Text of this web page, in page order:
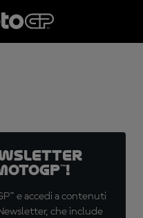
e accedi a contenuti
che include